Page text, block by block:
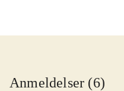
Anmeldelser (6)